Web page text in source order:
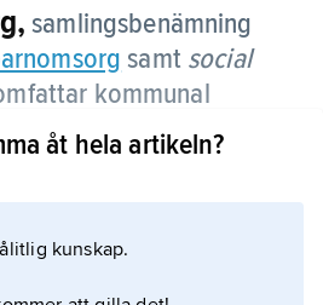
samlingsbenämning
samt social
kommunal
handikappade. I
åt hela artikeln?
kunskap.